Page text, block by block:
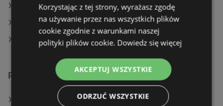
Aktualne gazetki OBI
Aktualne gazetki Castorama
Aktualne gazetki Leroy Merlin
Podobne sklepy detaliczne
Oferty Leroy Merlin
Korzystając z tej strony, wyrażasz zgodę
na używanie przez nas wszystkich plików
cookie zgodnie z warunkami naszej
polityki plików cookie. Dowiedz się więcej
AKCEPTUJ WSZYSTKIE
ODRZUĆ WSZYSTKIE